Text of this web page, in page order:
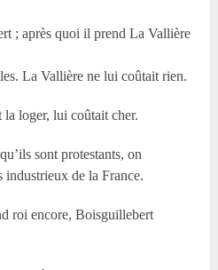
; après quoi il prend La Vallière
La Vallière ne lui coûtait rien.
loger, lui coûtait cher.
sont protestants, on
industrieux de la France.
roi encore, Boisguillebert